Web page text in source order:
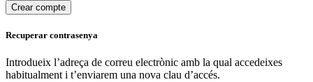
Crear compte
Recuperar contrasenya
Introdueix l’adreça de correu electrònic amb la qual accedeixes
habitualment i t’enviarem una nova clau d’accés.